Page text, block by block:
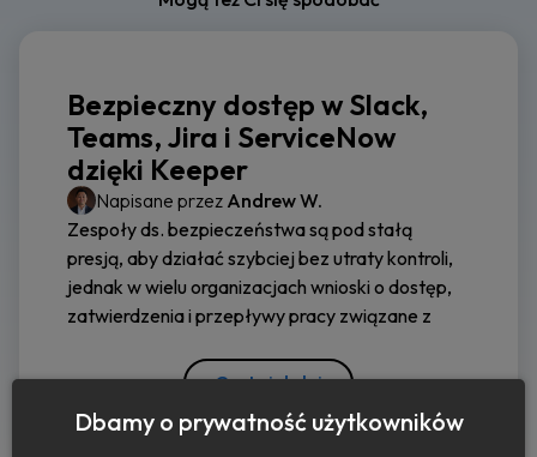
Bezpieczny dostęp w Slack,
Teams, Jira i ServiceNow
dzięki Keeper
Napisane przez Andrew W.
Zespoły ds. bezpieczeństwa są pod stałą
presją, aby działać szybciej bez utraty kontroli,
jednak w wielu organizacjach wnioski o dostęp,
zatwierdzenia i przepływy pracy związane z
Czytaj dalej
Dbamy o prywatność użytkowników